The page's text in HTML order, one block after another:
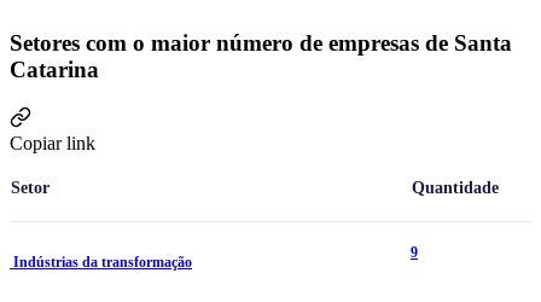
Setores com o maior número de empresas de Santa
Catarina
Copiar link
Setor Quantidade
Indústrias da transformação
9